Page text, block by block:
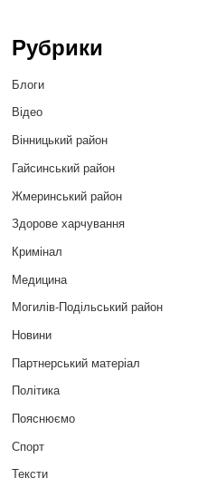
Рубрики
Блоги
Відео
Вінницький район
Гайсинський район
Жмеринський район
Здорове харчування
Кримінал
Медицина
Могилів-Подільський район
Новини
Партнерський матеріал
Політика
Пояснюємо
Спорт
Тексти